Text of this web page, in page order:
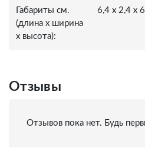
Габариты см.
(длина x ширина
x высота):
6,4 x 2,4 x
Отзывы
Отзывов пока нет. Будь